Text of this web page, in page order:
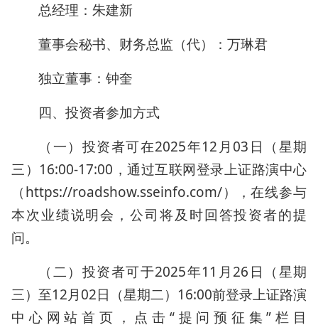
总经理：朱建新
董事会秘书、财务总监（代）：万琳君
独立董事：钟奎
四、投资者参加方式
（一）投资者可在2025年12月03日（星期
三）16:00-17:00，通过互联网登录上证路演中心
（https://roadshow.sseinfo.com/），在线参与
本次业绩说明会，公司将及时回答投资者的提
问。
（二）投资者可于2025年11月26日（星期
三）至12月02日（星期二）16:00前登录上证路演
中心网站首页，点击“提问预征集”栏目